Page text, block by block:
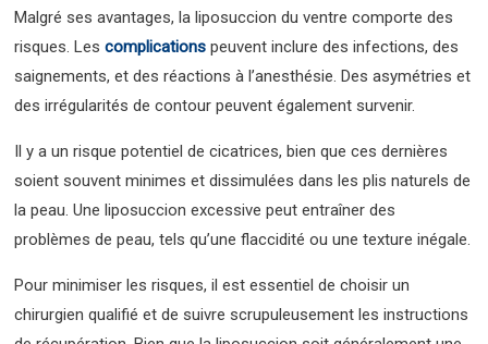
Malgré ses avantages, la liposuccion du ventre comporte des
risques. Lescomplications peuvent inclure des infections, des
saignements, et des réactions à l’anesthésie. Des asymétries et
des irrégularités de contour peuvent également survenir.
Il y a un risque potentiel de cicatrices, bien que ces dernières
soient souvent minimes et dissimulées dans les plis naturels de
la peau. Une liposuccion excessive peut entraîner des
problèmes de peau, tels qu’une flaccidité ou une texture inégale.
Pour minimiser les risques, il est essentiel de choisir un
chirurgien qualifié et de suivre scrupuleusement les instructions